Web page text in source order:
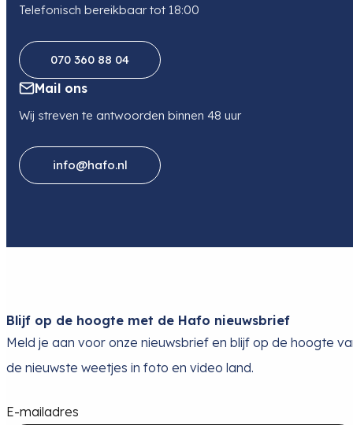
Telefonisch bereikbaar tot 18:00
070 360 88 04
Mail ons
Wij streven te antwoorden binnen 48 uur
info@hafo.nl
Blijf op de hoogte met de Hafo nieuwsbrief
Meld je aan voor onze nieuwsbrief en blijf op de hoogte
de nieuwste weetjes in foto en video land.
E-mailadres